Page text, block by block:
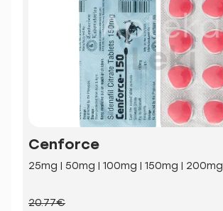
Cenforce
25mg | 50mg | 100mg | 150mg | 200mg
20.77€